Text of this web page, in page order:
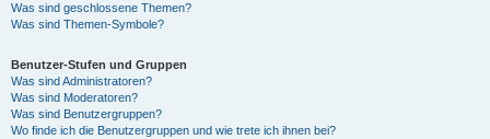
Was sind geschlossene Themen?
Was sind Themen-Symbole?
Benutzer-Stufen und Gruppen
Was sind Administratoren?
Was sind Moderatoren?
Was sind Benutzergruppen?
Wo finde ich die Benutzergruppen und wie trete ich ihnen bei?